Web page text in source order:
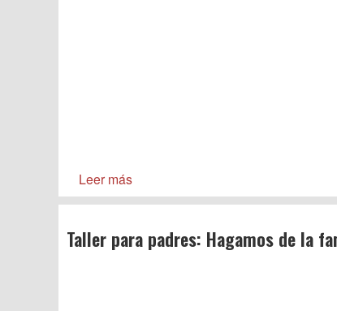
Leer más
Taller para padres: Hagamos de la